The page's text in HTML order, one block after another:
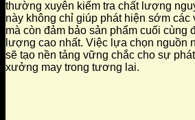
thường xuyên kiểm tra chất lượng
này không chỉ giúp phát hiện sớm các
mà còn đảm bảo sản phẩm cuối cùng
lượng cao nhất. Việc lựa chọn nguồn
sẽ tạo nền tảng vững chắc cho sự
xưởng may trong tương lai.